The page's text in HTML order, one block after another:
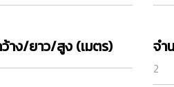
าง/ยาว/สูง (เมตร) จำ
2